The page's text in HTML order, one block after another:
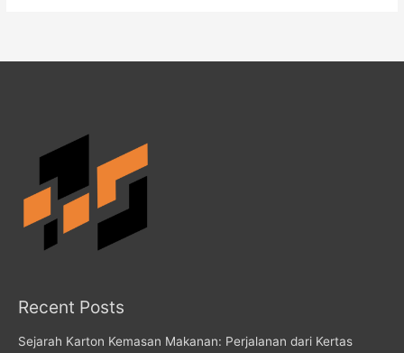
Recent Posts
Sejarah Karton Kemasan Makanan: Perjalanan dari Kertas